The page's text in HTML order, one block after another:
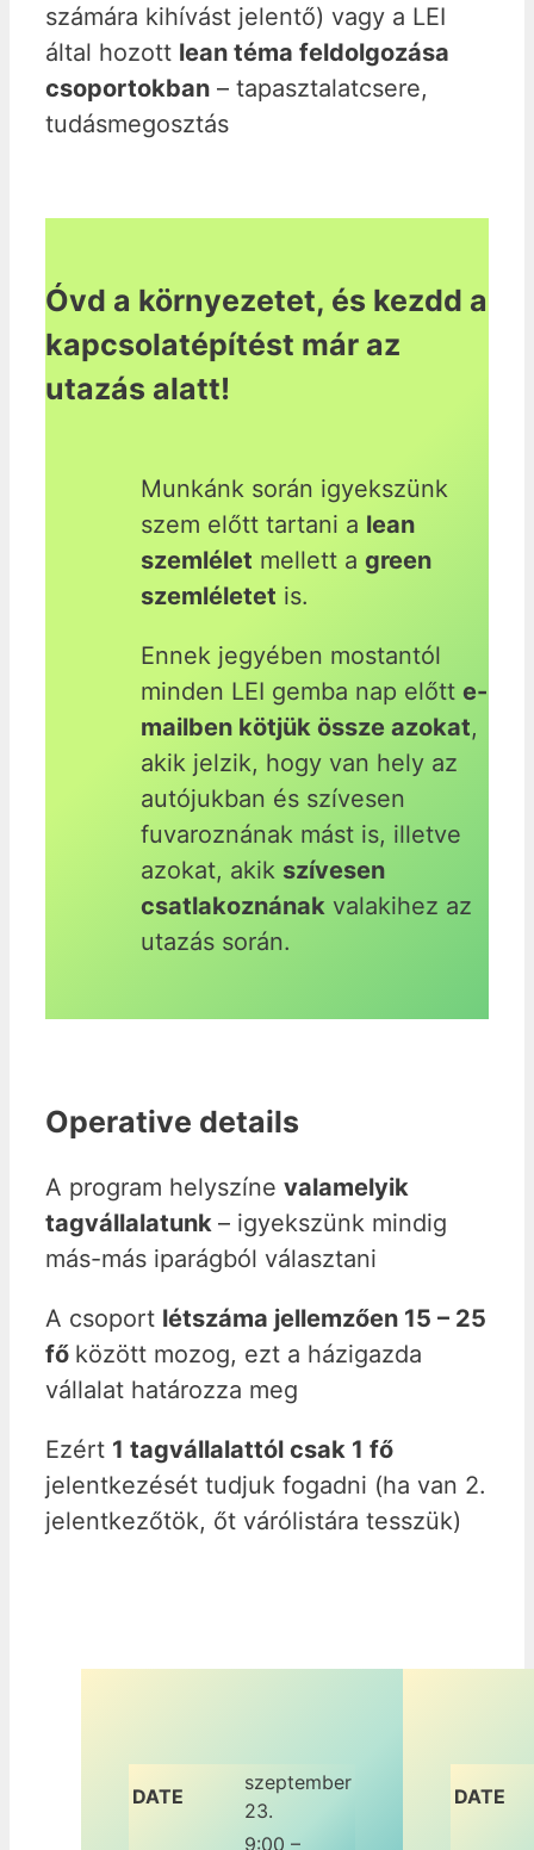
számára kihívást jelentő) vagy a LEI
által hozott lean téma feldolgozása
csoportokban – tapasztalatcsere,
tudásmegosztás
Óvd a környezetet, és kezdd a
kapcsolatépítést már az
utazás alatt!
Munkánk során igyekszünk
szem előtt tartani a lean
szemlélet mellett a green
szemléletet is.
Ennek jegyében mostantól
minden LEI gemba nap előtt e-
mailben kötjük össze azokat,
akik jelzik, hogy van hely az
autójukban és szívesen
fuvaroznának mást is, illetve
azokat, akik szívesen
csatlakoznának valakihez az
utazás során.
Operative details
A program helyszíne valamelyik
tagvállalatunk – igyekszünk mindig
más-más iparágból választani
A csoport létszáma jellemzően 15 – 25
fő között mozog, ezt a házigazda
vállalat határozza meg
Ezért 1 tagvállalattól csak 1 fő
jelentkezését tudjuk fogadni (ha van 2.
jelentkezőtök, őt várólistára tesszük)
DATE
szeptember
23.
9:00 –
DATE